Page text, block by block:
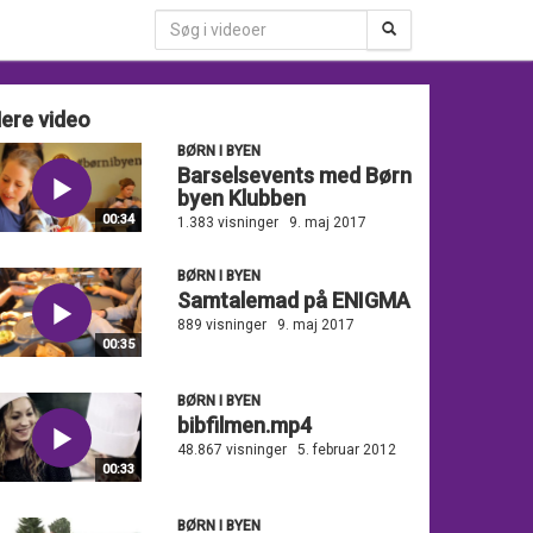
video
00:34
BØRN I BYEN
Barselsevents med Børn
byen Klubben
1.383 visninger 9. maj 2017
00:35
BØRN I BYEN
Samtalemad på ENIGMA
889 visninger 9. maj 2017
00:33
BØRN I BYEN
bibfilmen.mp4
48.867 visninger 5. februar 2012
BØRN I BYEN